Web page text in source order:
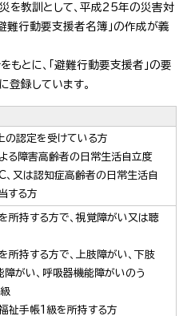
を教訓として、平成25年の災害対
難行動要支援者名簿」の作成が義
もとに、「避難行動要支援者」の要
登録しています。
の認定を受けている方
る障害高齢者の日常生活自立度
C、又は認知症高齢者の日常生活自
する方
所持する方で、視覚障がい又は聴
所持する方で、上肢障がい、下肢
障がい、呼吸器機能障がいのう
祉手帳1級を所持する方